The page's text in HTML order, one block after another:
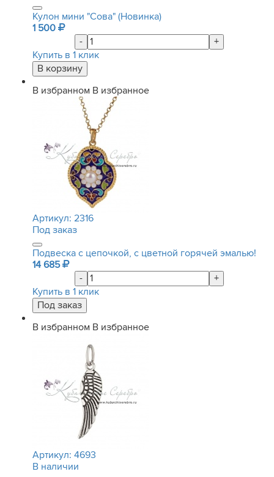
Кулон мини "Сова" (Новинка)
1 500
-
+
Купить в 1 клик
В избранном В избранное
Артикул: 2316
Под заказ
Подвеска с цепочкой, с цветной горячей эмалью!
14 685
-
+
Купить в 1 клик
В избранном В избранное
Артикул: 4693
В наличии